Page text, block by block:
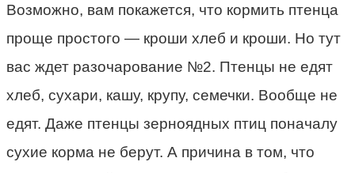
Возможно, вам покажется, что кормить птенца
проще простого — кроши хлеб и кроши. Но тут
вас ждет разочарование №2. Птенцы не едят
хлеб, сухари, кашу, крупу, семечки. Вообще не
едят. Даже птенцы зерноядных птиц поначалу
сухие корма не берут. А причина в том, что